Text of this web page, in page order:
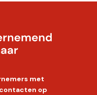
met
op